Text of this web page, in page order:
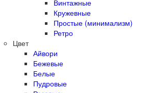
Винтажные
Кружевные
Простые (минимализм)
Ретро
Цвет
Айвори
Бежевые
Белые
Пудровые